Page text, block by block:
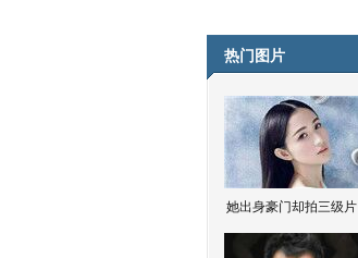
热门图片
她出身豪门却拍三级片